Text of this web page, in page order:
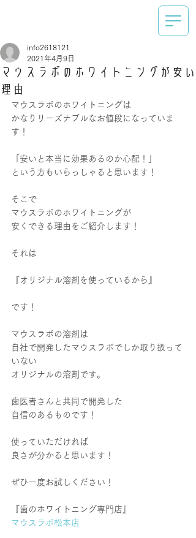
マウスラボのホワイトニングが安い
理由
info2618121
2021年4月9日
マウスラボのホワイトニングは
かなりリーズナブルなお値段になっていま
す！
「安いと本当に効果あるのか心配！」
という方もいらっしゃると思います！
そこで
マウスラボのホワイトニングが
安くできる理由をご紹介します！
それは
『オリジナル溶剤を使っているから』
です！
マウスラボの溶剤は
自社で開発したマウスラボでしか取り扱って
いない
オリジナルの溶剤です。
歯医者さんと共同で開発した
自信のあるものです！
使っていただければ
良さが分かると思います！
ぜひ一度お試しください！
『歯のホワイトニング専門店』
マウスラボ松本店